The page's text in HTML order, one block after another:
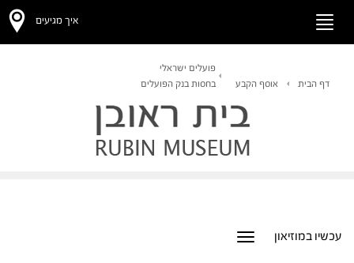
Toggle
איך מגיעים
דף הבית אוסף הקבע
פועלים ישראלי
בחסות בנק הפועלים
עכשיו במוזיאון
Toggle